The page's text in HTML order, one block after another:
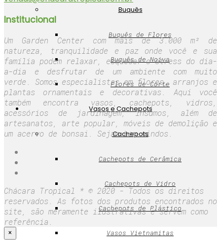
Buquês
Buquês de Flores
Buquês de Noiva
Flores de Corte
Vasos e Cachepots
Cachepots
Cachepots de Cerâmica
Cachepots de Vidro
Cachepots de Plástico
Vasos Vietnamitas
Institucional
Um Garden Center com mais de 3.000 m² de
natureza, tranquilidade e paz onde você e sua
família podem relaxar, esquecer o stress do dia-
a-dia e desfrutar de um ambiente com muito
verde. Somos especialistas em flores, arranjos e
plantas ornamentais e decorativas. Aqui você
também encontra vasos, cachepots, vidros,
acessórios de jardinagem, insumos, além de
artesanatos, arte popular, móveis de demolição e
um acervo de bonsai. Sejam bem vindos.
Chácara Tropical * © 2020 - Todos os direitos
reservados. As fotos dos produtos encontrados no
site, são meramente ilustrativas e servem como
referência.
×